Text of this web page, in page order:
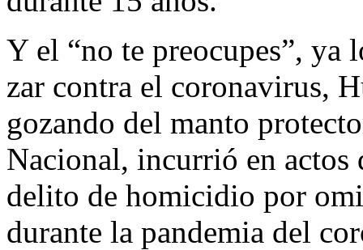
Y el “no te preocupes”, ya
zar contra el coronavirus,
gozando del manto
Nacional, incurrió en
delito de homicidio por
durante la pandemia del